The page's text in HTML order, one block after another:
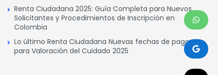
Renta Ciudadana 2025: Guía Completa para Nuevos
Solicitantes y Procedimientos de Inscripción en
Colombia
Lo último Renta Ciudadana Nuevas fechas de pagos
para Valoración del Cuidado 2025